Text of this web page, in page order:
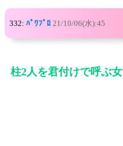
332: ﾊﾟﾜﾌﾟﾛ 21/10/06(水):45
柱2人を君付けで呼ぶ女